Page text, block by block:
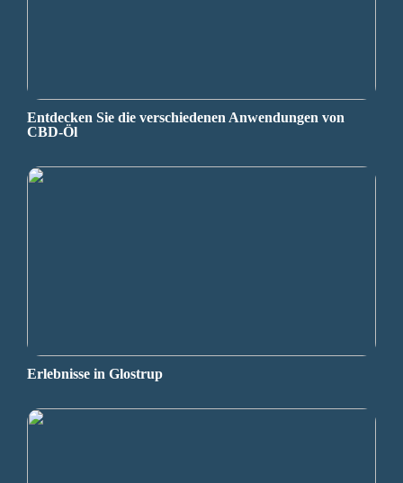
Entdecken Sie die verschiedenen Anwendungen von
CBD-Öl
Erlebnisse in Glostrup